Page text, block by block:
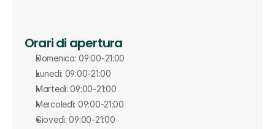
Orari di apertura
Domenica: 09:00-21:00
Lunedì: 09:00-21:00
Martedì: 09:00-21:00
Mercoledì: 09:00-21:00
Giovedì: 09:00-21:00